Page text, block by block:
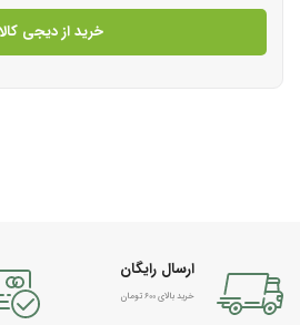
خرید از دیجی کالا
ارسال رایگان
خرید بالای 600 تومان